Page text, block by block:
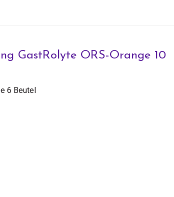
GastRolyte ORS-Orange 10
6 Beutel